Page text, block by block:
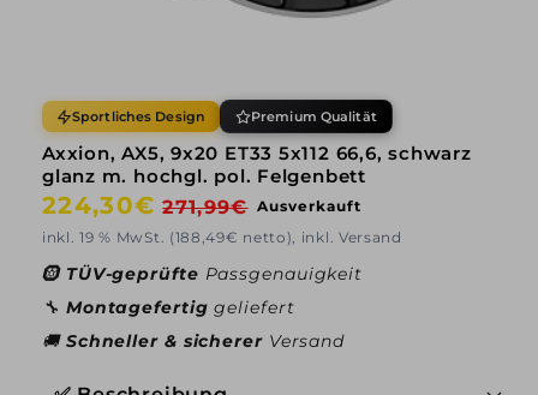
Sportliches Design Premium Qualität
Axxion, AX5, 9x20 ET33 5x112 66,6, schwarz
glanz m. hochgl. pol. Felgenbett
Normaler
Preis
224,30€ Verkaufspreis
271,99€ Ausverkauft
inkl. 19 % MwSt. (188,49€ netto), inkl. Versand
🛞 TÜV-geprüfte Passgenauigkeit
🔧 Montagefertiggeliefert
🚚 Schneller & sicherer Versand